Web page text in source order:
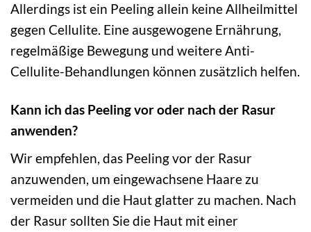
Allerdings ist ein Peeling allein keine Allheilmittel
gegen Cellulite. Eine ausgewogene Ernährung,
regelmäßige Bewegung und weitere Anti-
Cellulite-Behandlungen können zusätzlich helfen.
Kann ich das Peeling vor oder nach der Rasur
anwenden?
Wir empfehlen, das Peeling vor der Rasur
anzuwenden, um eingewachsene Haare zu
vermeiden und die Haut glatter zu machen. Nach
der Rasur sollten Sie die Haut mit einer